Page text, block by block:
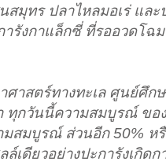
มุทร ปลาไหลมอเร่ และ
ารังกาแล็กซี่ ที่รออวดโ
าสตร์ทางทะเล ศูนย์ศึก
ทุกวันนี้ความสมบูรณ์ ขอ
มสมบูรณ์ ส่วนอีก 50% ห
เดียวอย่างปะการังเกิด